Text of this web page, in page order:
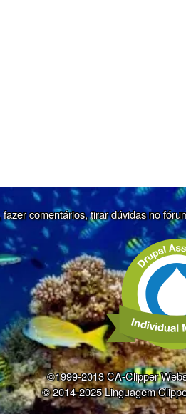
comentários, tirar dúvidas no
©1999-2013 CA-Clipper
© 2014-2025 Linguagem